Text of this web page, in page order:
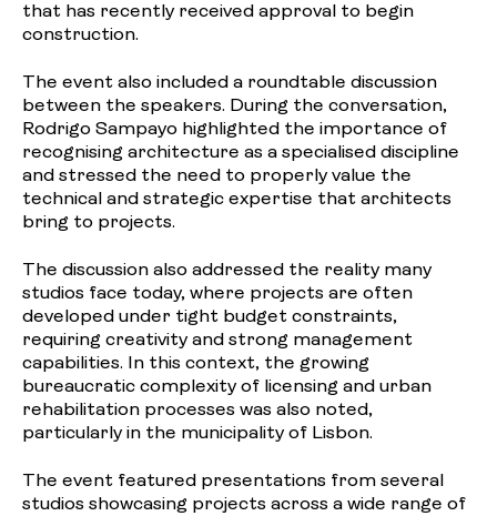
that has recently received approval to begin
construction.
The event also included a roundtable discussion
between the speakers. During the conversation,
Rodrigo Sampayo highlighted the importance of
recognising architecture as a specialised discipline
and stressed the need to properly value the
technical and strategic expertise that architects
bring to projects.
The discussion also addressed the reality many
studios face today, where projects are often
developed under tight budget constraints,
requiring creativity and strong management
capabilities. In this context, the growing
bureaucratic complexity of licensing and urban
rehabilitation processes was also noted,
particularly in the municipality of Lisbon.
The event featured presentations from several
studios showcasing projects across a wide range of